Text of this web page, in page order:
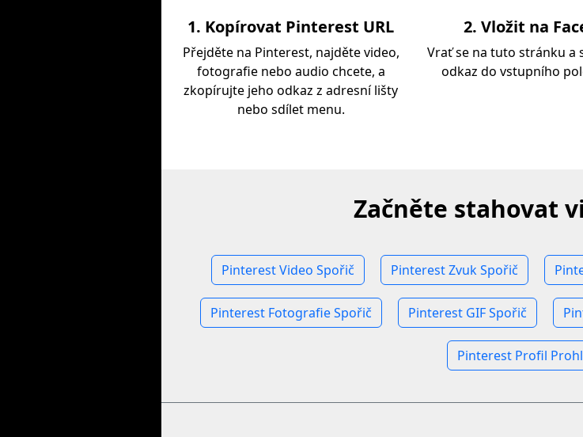
1. Kopírovat Pinterest URL
Přejděte na Pinterest, najděte video,
fotografie nebo audio chcete, a
zkopírujte jeho odkaz z adresní lišty
nebo sdílet menu.
2. Vložit na
Vrať se na tuto stránku a
odkaz do vstupního
Začněte stahovat
Pinterest Video Spořič Pinterest Zvuk Spořič
Pinterest Fotografie Spořič Pinterest GIF Spořič
Pinterest Profil